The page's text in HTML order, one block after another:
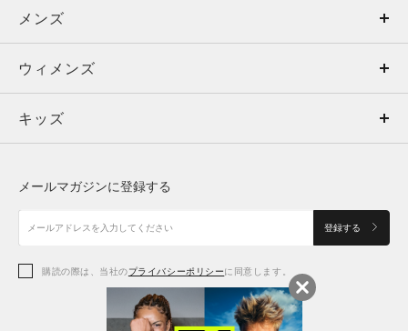
メンズ
ウィメンズ
キッズ
アクセサリー
メンズ
トップス
ボトムス
アクセサリー
ウィメンズ
トップス
シューズ
アクセサリー
キッズ
シューズ
メールマガジンに登録する
登録する
購読の際は、当社のプライバシーポリシーに同意します。